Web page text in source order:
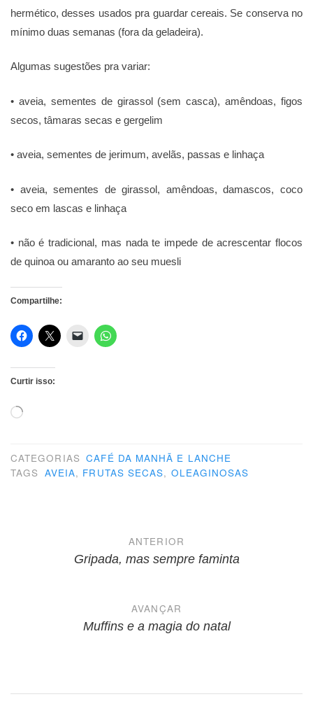
hermético, desses usados pra guardar cereais. Se conserva no
mínimo duas semanas (fora da geladeira).
Algumas sugestões pra variar:
• aveia, sementes de girassol (sem casca), amêndoas, figos
secos, tâmaras secas e gergelim
• aveia, sementes de jerimum, avelãs, passas e linhaça
• aveia, sementes de girassol, amêndoas, damascos, coco
seco em lascas e linhaça
• não é tradicional, mas nada te impede de acrescentar flocos
de quinoa ou amaranto ao seu muesli
Compartilhe:
Curtir isso:
Carregando...
CATEGORIAS CAFÉ DA MANHÃ E LANCHE
TAGS AVEIA, FRUTAS SECAS, OLEAGINOSAS
NavegaçãoANTERIOR
Gripada, mas sempre faminta
AVANÇAR
Muffins e a magia do natal